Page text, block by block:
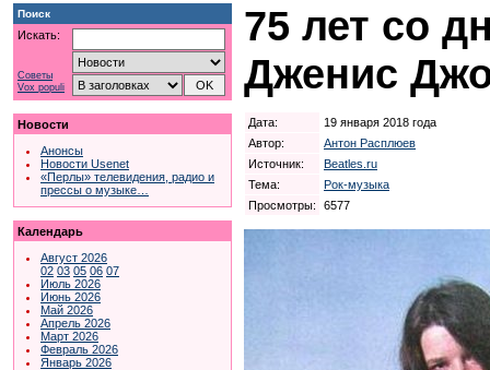
Поиск
Искать:
Советы
Vox populi
Новости
Анонсы
Новости Usenet
«Перлы» телевидения, радио и
прессы о музыке…
Календарь
Август 2026
02 03 05 06 07
Июль 2026
Июнь 2026
Май 2026
Апрель 2026
Март 2026
Февраль 2026
Январь 2026
75 лет со
Дженис
Дата:
19 января 2018 года
Автор:
Антон Расплюев
Источник:
Beatles.ru
Тема:
Рок-музыка
Просмотры:
6577